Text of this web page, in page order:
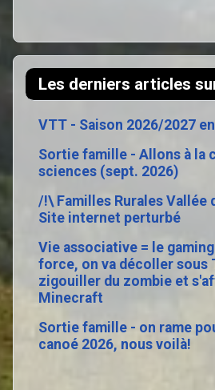
Les derniers articles
VTT - Saison 2026/2027
Sortie famille - Allons à la
sciences (sept. 2026)
/!\ Familles Rurales Vallée
Site internet perturbé
Vie associative = le
force, on va décoller sous
zigouiller du zombie et
Minecraft
Sortie famille - on rame
canoé 2026, nous voilà!